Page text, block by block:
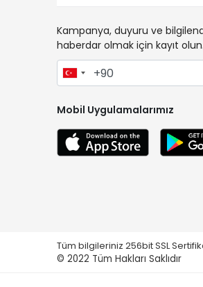
Kampanya, duyuru ve
haberdar olmak için kayıt olun.
Mobil Uygulamalarımız
Tüm bilgileriniz 256bit SSL
© 2022 Tüm Hakları Saklıdır